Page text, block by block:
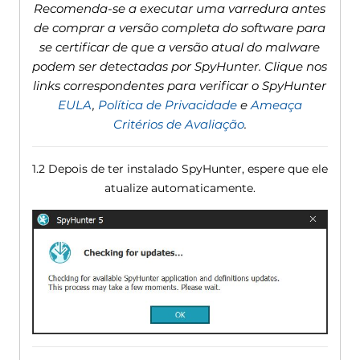
Recomenda-se a executar uma varredura antes
de comprar a versão completa do software para
se certificar de que a versão atual do malware
podem ser detectadas por SpyHunter. Clique nos
links correspondentes para verificar o SpyHunter
EULA, Política de PrivacidadeeAmeaça
Critérios de Avaliação.
1.2 Depois de ter instalado SpyHunter, espere que ele
atualize automaticamente.